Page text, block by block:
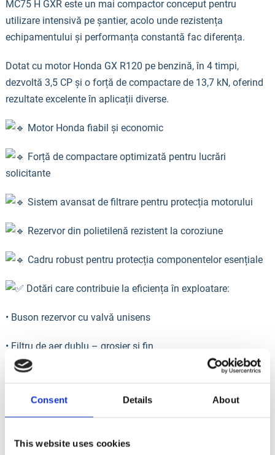
Consent Details About
This website uses cookies
MC75 H GXR este un mai compactor conceput pentru
utilizare intensivă pe șantier, acolo unde rezistența
echipamentului și performanța constantă fac diferența.
Dotat cu motor Honda GX R120 pe benzină, în 4 timpi,
dezvoltă 3,5 CP și o forță de compactare de 13,7 kN, oferind
rezultate excelente în aplicații diverse.
Motor Honda fiabil și economic
Forță de compactare optimizată pentru lucrări
solicitante
Sistem avansat de filtrare pentru protecția motorului
Rezervor din polietilenă rezistent la coroziune
Cadru robust pentru protecția componentelor esențiale
Dotări care contribuie la eficiența în exploatare:
• Buson rezervor cu valvă unisens
• Filtru de aer dublu – grosier și fin
• Filtru de benzină cu capac transparent
• Manetă heavy-duty pentru accelerație și șoc